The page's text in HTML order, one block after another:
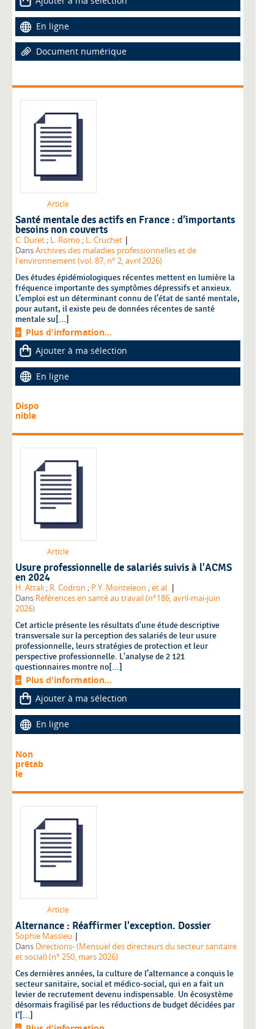
En ligne
Document numérique
Article
Santé mentale des actifs en France : d’importants
besoins non couverts
C. Duret ; L. Romo ; L. Cruchet |
DansArchives des maladies professionnelles et de
l'environnement (vol. 87, n° 2, avril 2026)
Des études épidémiologiques récentes mettent en lumière la
fréquence importante des symptômes dépressifs et anxieux.
L’emploi est un déterminant connu de l’état de santé mentale,
pour autant, il existe peu de données récentes de santé
mentale su[...]
Plus d'information...
Ajouter à ma sélection
En ligne
Dispo
nible
Article
Usure professionnelle de salariés suivis à l'ACMS
en 2024
H. Attali ; R. Codron ; P.Y. Monteleon ;et al. |
Dans Références en santé au travail (n°186, avril-mai-juin
2026)
Cet article présente les résultats d'une étude descriptive
transversale sur la perception des salariés de leur usure
professionnelle, leurs stratégies de protection et leur
perspective professionnelle. L'analyse de 2 121
questionnaires montre no[...]
Plus d'information...
Ajouter à ma sélection
En ligne
Non
prêtab
le
Article
Alternance : Réaffirmer l'exception. Dossier
Sophie Massieu |
Dans Directions- (Mensuel des directeurs du secteur sanitaire
et social) (n° 250, mars 2026)
Ces dernières années, la culture de l’alternance a conquis le
secteur sanitaire, social et médico-social, qui en a fait un
levier de recrutement devenu indispensable. Un écosystème
désormais fragilisé par les réductions de budget décidées par
l’[...]